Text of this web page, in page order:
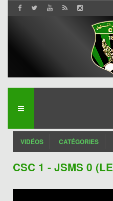
VIDÉOS CATÉGORIES
CSC 1 - JSMS 0